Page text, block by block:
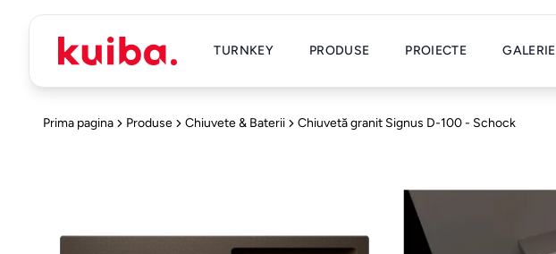
TURNKEY PRODUSE PROIECTE GALERIE
Prima pagina Produse Chiuvete & Baterii Chiuvetă granit Signus D-100 - Schock